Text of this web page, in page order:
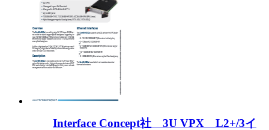
Interface Concept社 3U VPX L2+/3イ